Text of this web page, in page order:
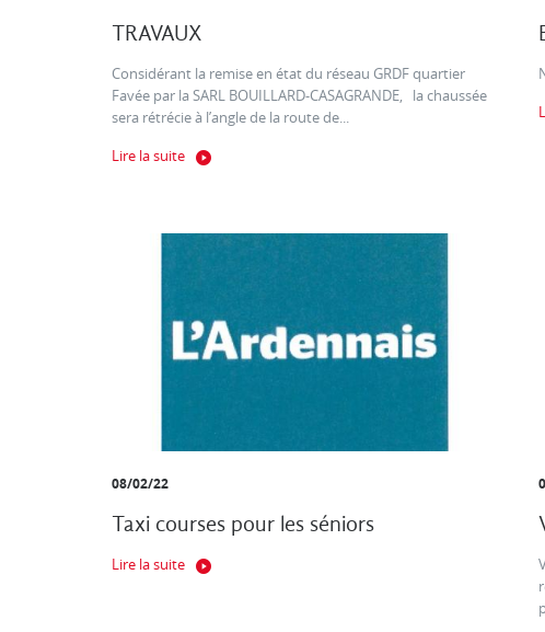
TRAVAUX
Considérant la remise en état du réseau GRDF quartier
Favée par la SARL BOUILLARD-CASAGRANDE, la chaussée
sera rétrécie à l’angle de la route de...
Lire la suite
08/02/22
Taxi courses pour les séniors
Lire la suite